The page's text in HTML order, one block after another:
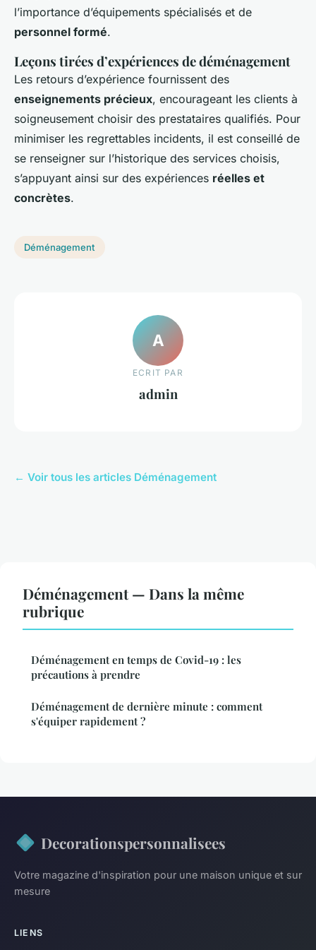
l’importance d’équipements spécialisés et de
personnel formé.
Leçons tirées d’expériences de déménagement
Les retours d’expérience fournissent des
enseignements précieux, encourageant les clients à
soigneusement choisir des prestataires qualifiés. Pour
minimiser les regrettables incidents, il est conseillé de
se renseigner sur l’historique des services choisis,
s’appuyant ainsi sur des expériences réelles et
concrètes.
Déménagement
A
ECRIT PAR
admin
← Voir tous les articles Déménagement
Déménagement — Dans la même
rubrique
Déménagement en temps de Covid-19 : les
précautions à prendre
Déménagement de dernière minute : comment
s'équiper rapidement ?
Decorationspersonnalisees
Votre magazine d'inspiration pour une maison unique et sur
mesure
LIENS